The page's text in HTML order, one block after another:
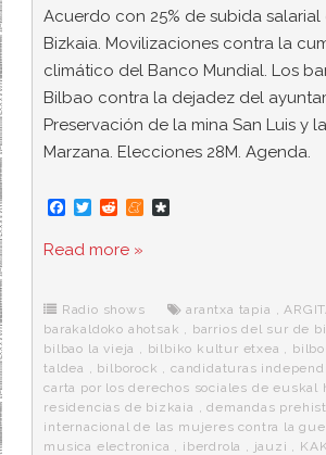
Acuerdo con 25% de subida
Bizkaia. Movilizaciones contra la
climático del Banco Mundial. Los
Bilbao contra la dejadez del
Preservación de la mina San Luis y
Marzana. Elecciones 28M. Agenda.
F
c
e
o
k
T
i
t
r
R
d
d
M
e
r
a
Read more »
Radio shows arantxa tapia ,
barakaldoko ahotsak , barrios del sur de
bilbao la vieja , bilbiko kultur etxea ,
taldea , bilborock ,candidaturas
carta por los derechos sociales de euskal
residencias de bizkaia ,demandas
internacional de las mujeres contra la
musica electronica , iberdrola , jauzi ,